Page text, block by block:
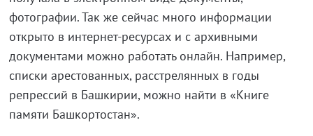
фотографии. Так же сейчас много информации
открыто в интернет-ресурсах и с архивными
документами можно работать онлайн. Например,
списки арестованных, расстрелянных в годы
репрессий в Башкирии, можно найти в «Книге
памяти Башкортостан».